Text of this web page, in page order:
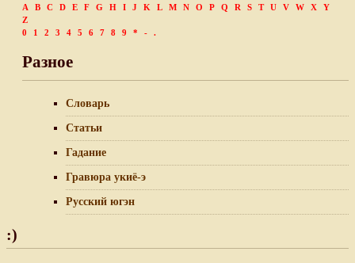
A
B C D E F G H I J K L M N O P Q R S T U V W X
Y
Z
0
1 2 3 4 5 6 7 8 9 * - .
Разное
Словарь
Статьи
Гадание
Гравюра укиё-э
Русский югэн
:)